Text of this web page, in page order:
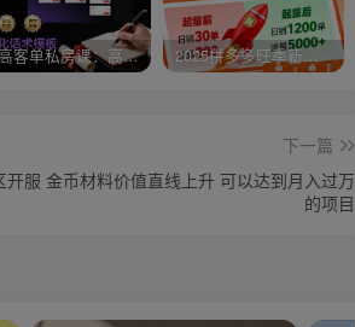
淘高客单私房课：高客单成交的3个核心基础，1个实操法宝 2025拼多多旺季新老店铺——快速低成本起量破千单
下一篇
服 金币材料价值直线上升 可以达到月入过万
的项目